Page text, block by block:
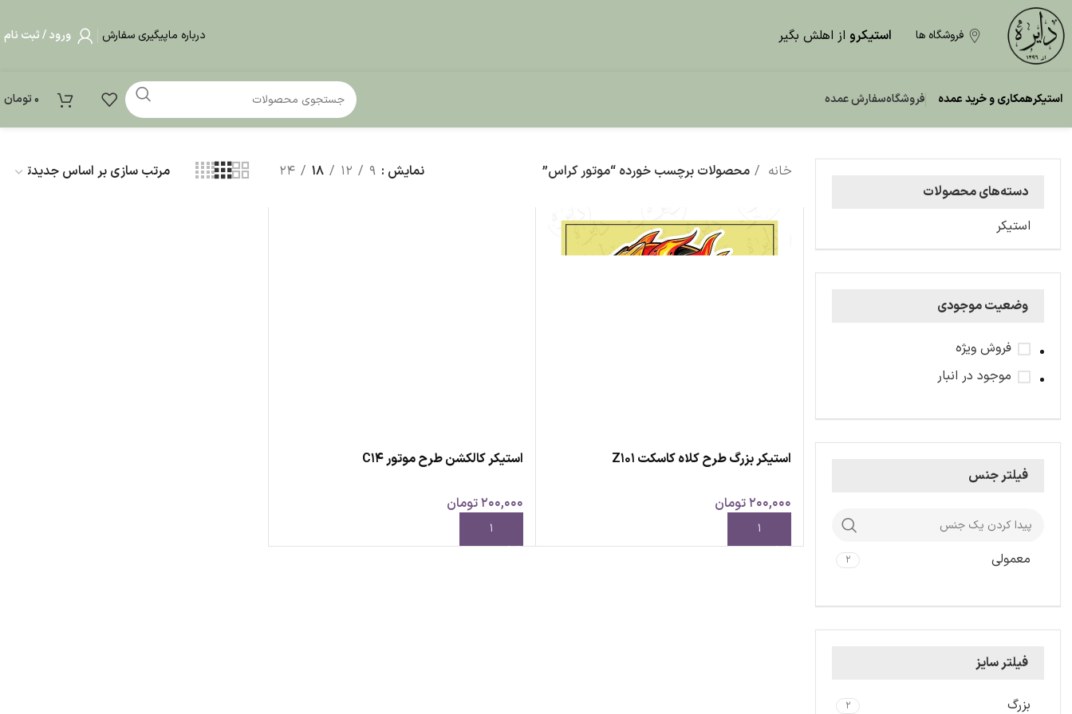
فروشگاه ها استیکرو از اهلش بگیر درباره ماپیگیری سفارش ورود / ثبت نام
استیکرهمکاری و خرید عمده فروشگاهسفارش عمده 0تومان
دسته‌های محصولات
استیکر
وضعیت موجودی
فروش ویژه
موجود در انبار
فیلتر جنس
معمولی 2
فیلتر سایز
بزرگ 2
خانه محصولات برچسب خورده “موتور کراس” نمایش 9
12
18
24
استیکر بزرگ طرح کلاه کاسکت Z101
200,000تومان
افزودن به سبد خرید
استیکر کالکشن طرح موتور C14
200,000تومان
افزودن به سبد خرید